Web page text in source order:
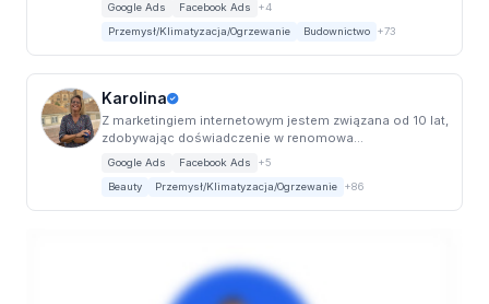
Google Ads Facebook Ads
+4
Przemysł/Klimatyzacja/Ogrzewanie
Budownictwo +73
Karolina
Z marketingiem internetowym jestem związana od 10 lat,
zdobywając doświadczenie w renomowa...
Google Ads Facebook Ads
+5
Beauty
Przemysł/Klimatyzacja/Ogrzewanie +86